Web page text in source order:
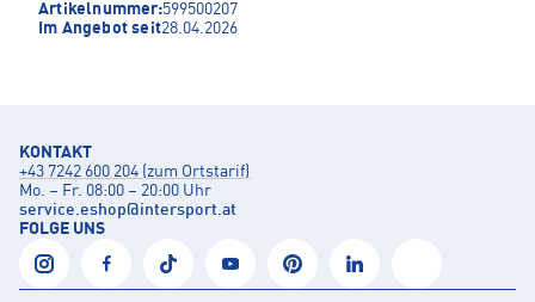
Artikelnummer:599500207
Im Angebot seit28.04.2026
KONTAKT
+43 7242 600 204 (zum Ortstarif)
Mo. – Fr. 08:00 – 20:00 Uhr
service.eshop@intersport.at
FOLGE UNS